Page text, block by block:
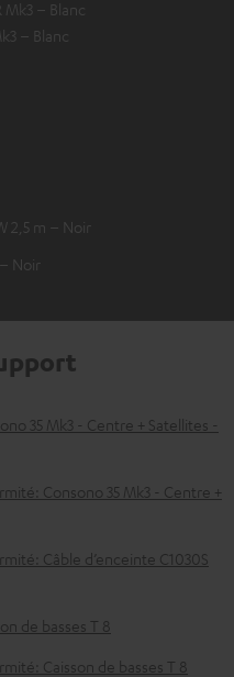
Mk3 – Blanc
– Blanc
2,5 m – Noir
Noir
35 Mk3 - Centre + Satellites -
Consono 35 Mk3 - Centre +
Câble d’enceinte C1030S
de basses T 8
Caisson de basses T 8